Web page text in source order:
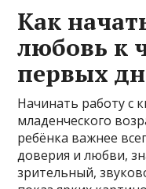
Как
любовь к
первых
Начинать работу с
младенческого
ребёнка важнее
доверия и любви,
зрительный,